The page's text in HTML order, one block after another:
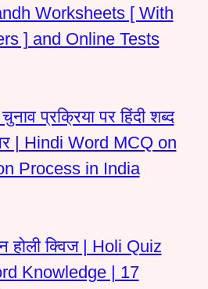
Worksheets [ With
] and Online Tests
प्रक्रिया पर हिंदी शब्द
| Hindi Word MCQ on
Process in India
होली क्विज | Holi Quiz
Knowledge | 17